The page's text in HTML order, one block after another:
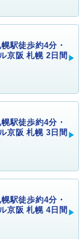
駅徒歩約4分・
京阪 札幌 2日間
駅徒歩約4分・
京阪 札幌 3日間
駅徒歩約4分・
京阪 札幌 4日間